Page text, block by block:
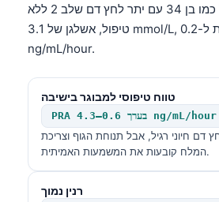
אינו אותו מטופל כמו בן 34 עם יתר לחץ דם שלב 2 ללא
טיפול, אשלגן של 3.1 mmol/L, ורנין מתחת ל-0.2
ng/mL/hour.
טווח טיפוסי למבוגר בישיבה
דם חיוני רגיל, אבל תנוחת הגוף וצריכת
המלח קובעות את המשמעות האמיתית.
רנין נמוך